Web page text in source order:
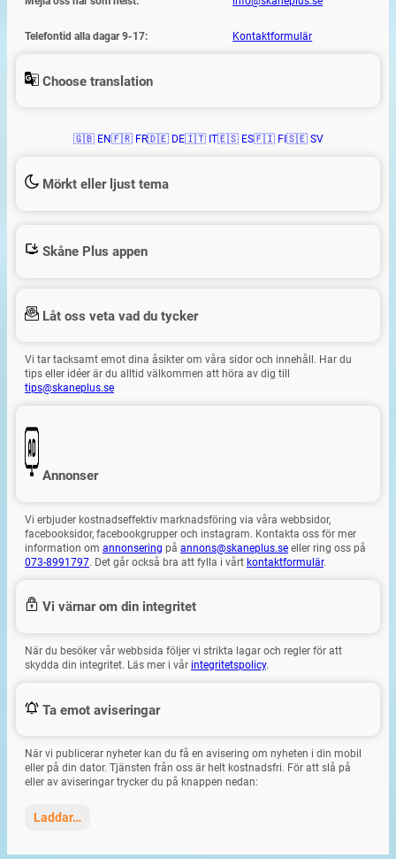
Telefontid alla dagar 9-17: Kontaktformulär
Choose translation
🇬🇧 EN🇫🇷 FR🇩🇪 DE🇮🇹 IT🇪🇸 ES🇫🇮 FI 🇸🇪 SV
Mörkt eller ljust tema
Skåne Plus appen
Låt oss veta vad du tycker
Vi tar tacksamt emot dina åsikter om våra sidor och innehåll. Har du
tips eller idéer är du alltid välkommen att höra av dig till
tips@skaneplus.se
Annonser
Vi erbjuder kostnadseffektiv marknadsföring via våra webbsidor,
facebooksidor, facebookgrupper och instagram. Kontakta oss för mer
information om annonsering på annons@skaneplus.se eller ring oss på
073-8991797. Det går också bra att fylla i vårt kontaktformulär.
Vi värnar om din integritet
När du besöker vår webbsida följer vi strikta lagar och regler för att
skydda din integritet. Läs mer i vår integritetspolicy.
Ta emot aviseringar
När vi publicerar nyheter kan du få en avisering om nyheten i din mobil
eller på din dator. Tjänsten från oss är helt kostnadsfri. För att slå på
eller av aviseringar trycker du på knappen nedan:
Laddar…